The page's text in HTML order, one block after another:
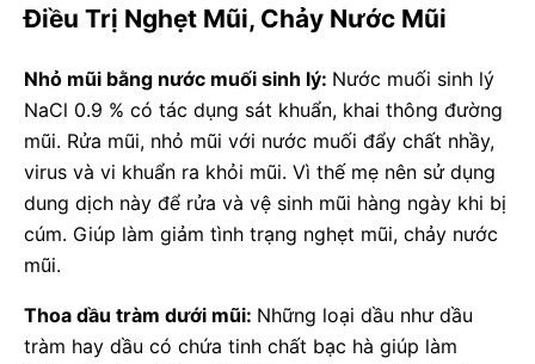
Điều Trị Nghẹt Mũi, Chảy Nước Mũi
Nhỏ mũi bằng nước muối sinh lý: Nước muối sinh lý
NaCl 0.9 % có tác dụng sát khuẩn, khai thông đường
mũi. Rửa mũi, nhỏ mũi với nước muối đẩy chất nhầy,
virus và vi khuẩn ra khỏi mũi. Vì thế mẹ nên sử dụng
dung dịch này để rửa và vệ sinh mũi hàng ngày khi bị
cúm. Giúp làm giảm tình trạng nghẹt mũi, chảy nước
mũi.
Thoa dầu tràm dưới mũi: Những loại dầu như dầu
tràm hay dầu có chứa tinh chất bạc hà giúp làm